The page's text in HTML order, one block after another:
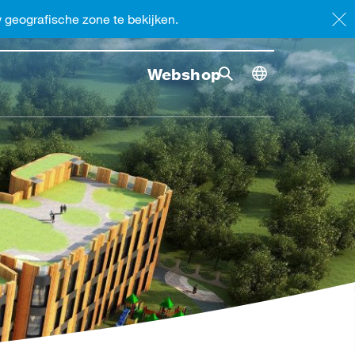
Zoekopdracht
Zoekopdracht
Webshop
Toggle
geografische zone te bekijken.